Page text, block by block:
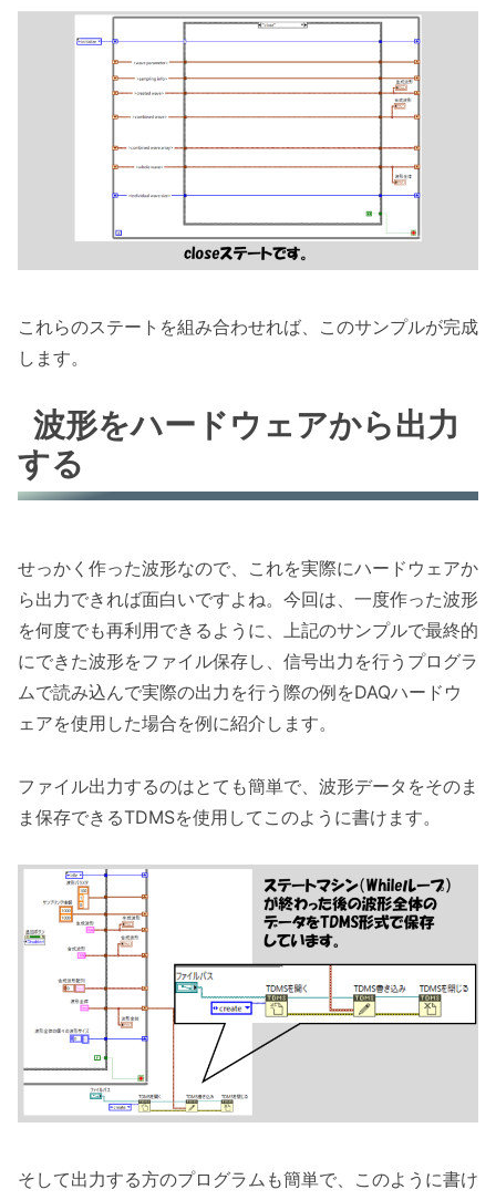
これらのステートを組み合わせれば、このサンプルが完成
します。
波形をハードウェアから出力
する
せっかく作った波形なので、これを実際にハードウェアか
ら出力できれば面白いですよね。今回は、一度作った波形
を何度でも再利用できるように、上記のサンプルで最終的
にできた波形をファイル保存し、信号出力を行うプログラ
ムで読み込んで実際の出力を行う際の例をDAQハードウ
ェアを使用した場合を例に紹介します。
ファイル出力するのはとても簡単で、波形データをそのま
ま保存できるTDMSを使用してこのように書けます。
そして出力する方のプログラムも簡単で、このように書け